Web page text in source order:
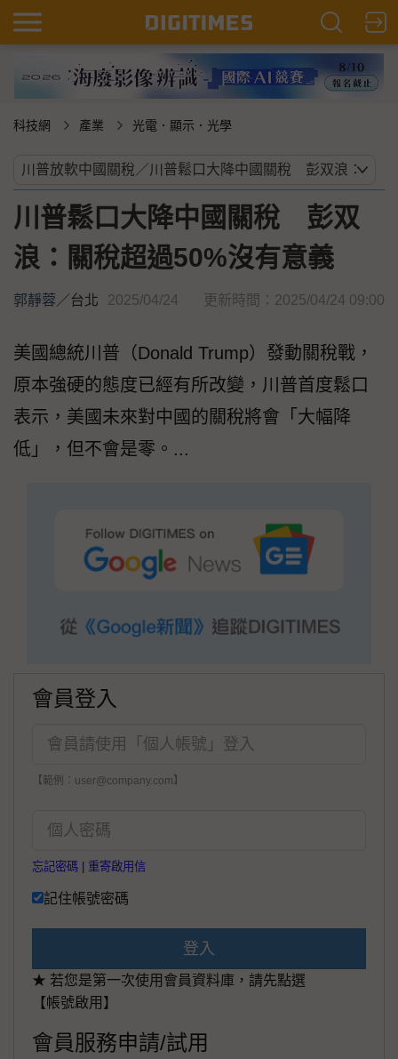
科技網 產業 光電．顯示．光學
川普鬆口大降中國關稅 彭双
浪：關稅超過50%沒有意義
郭靜蓉／台北 2025/04/24 更新時間：2025/04/24 09:00
美國總統川普（Donald Trump）發動關稅戰，
原本強硬的態度已經有所改變，川普首度鬆口
表示，美國未來對中國的關稅將會「大幅降
低」，但不會是零。...
會員登入
【範例：user@company.com】
忘記密碼 重寄啟用信
記住帳號密碼
登入
★ 若您是第一次使用會員資料庫，請先點選
【帳號啟用】
會員服務申請/試用